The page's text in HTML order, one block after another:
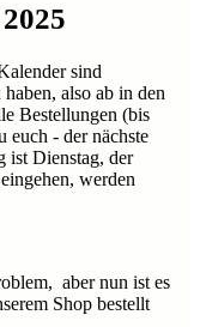
sind
also ab in den
Bestellungen (bis
euch - der nächste
ist Dienstag, der
werden
aber nun ist es
Shop bestellt